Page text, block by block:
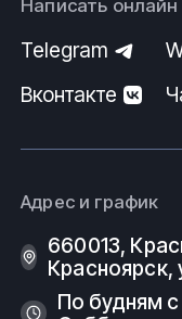
Написать онлайн
Telegram
Вконтакте
Адрес и график
660013,
Красноярск,
По будням